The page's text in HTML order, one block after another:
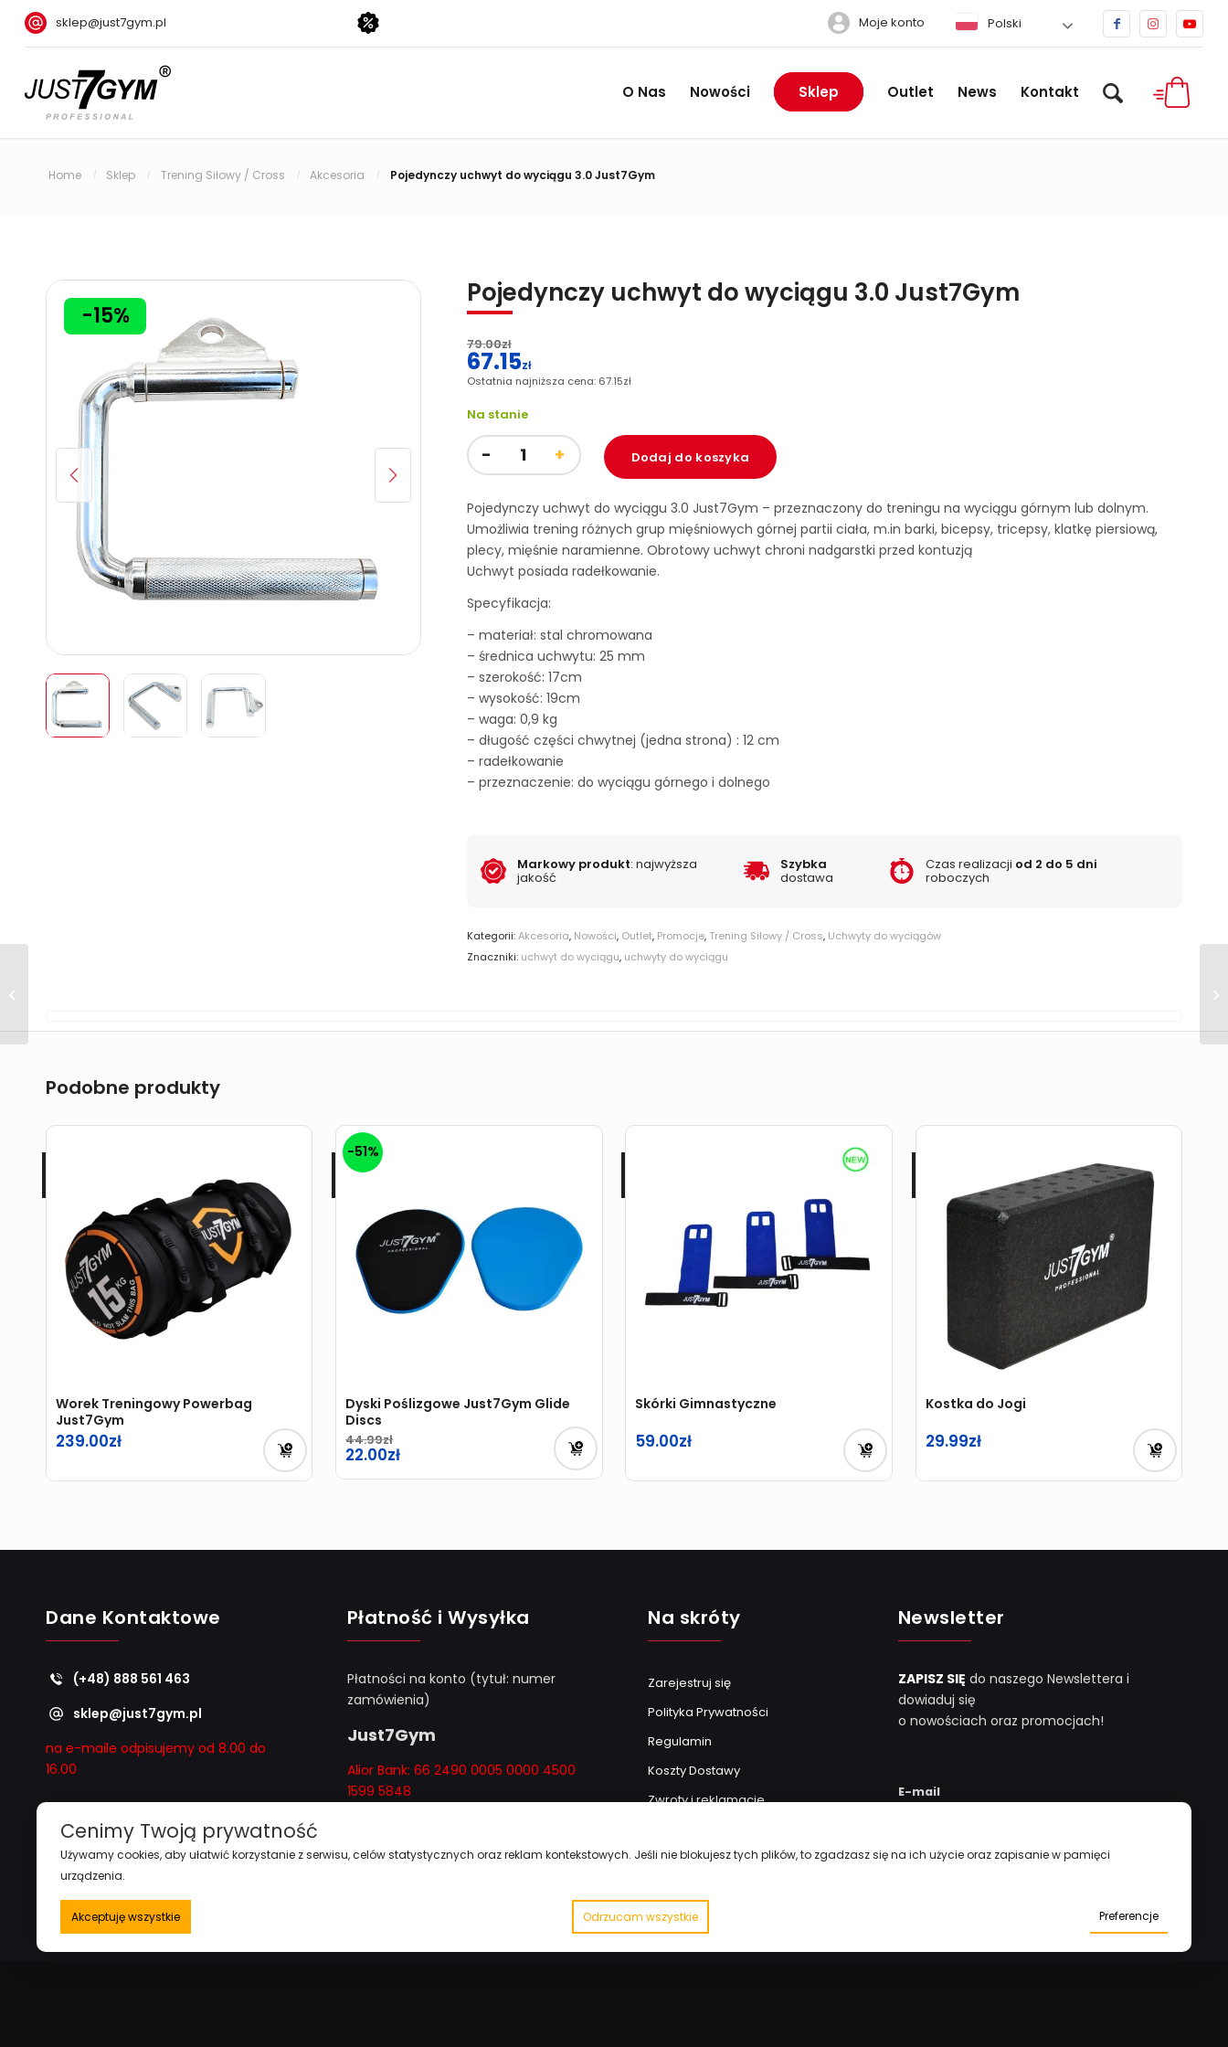
sklep@just7gym.pl Moje konto Polski
O Nas Nowości Sklep Outlet News Kontakt
Home / Sklep / Trening Siłowy / Cross / Akcesoria / Pojedynczy uchwyt do wyciągu 3.0 Just7Gym
Pojedynczy uchwyt do wyciągu 3.0 Just7Gym
79.00zł
Pierwotna
cena
wynosiła:
67.15zł
Aktualna
cena
wynosi:
67.15zł.
Ostatnia najniższa cena: 67.15zł
Na stanie
Dodaj do koszyka
Pojedynczy uchwyt do wyciągu 3.0 Just7Gym – przeznaczony do treningu na wyciągu górnym lub dolnym.
Umożliwia trening różnych grup mięśniowych górnej partii ciała, m.in barki, bicepsy, tricepsy, klatkę piersiową,
plecy, mięśnie naramienne. Obrotowy uchwyt chroni nadgarstki przed kontuzją
Uchwyt posiada radełkowanie.
Specyfikacja:
– materiał: stal chromowana
– średnica uchwytu: 25 mm
– szerokość: 17cm
– wysokość: 19cm
– waga: 0,9 kg
– długość części chwytnej (jedna strona) : 12 cm
– radełkowanie
– przeznaczenie: do wyciągu górnego i dolnego
Markowy produkt: najwyższa
jakość
Szybka
dostawa
Czas realizacji od 2 do 5 dni
roboczych
Kategorii:Akcesoria, Nowości, Outlet, Promocje, Trening Siłowy / Cross, Uchwyty do wyciągów
Znaczniki: uchwyt do wyciągu, uchwyty do wyciągu
-15%
Podobne produkty
Worek Treningowy Powerbag
Just7Gym
239.00
-51%
Dyski Poślizgowe Just7Gym Glide
Discs
44.99
Pierwotna
cena
22.00
Aktualna
Skórki Gimnastyczne
59.00
Kostka do Jogi
29.99
Dane Kontaktowe
(+48) 888 561 463
sklep@just7gym.pl
na e-maile odpisujemy od 8.00 do
16.00
Płatność i Wysyłka
Płatności na konto (tytuł: numer
zamówienia)
Just7Gym
Alior Bank: 66 2490 0005 0000 4500
1599 5848
i "przy zamówieniu powyżej
Na skróty
Zarejestruj się
Polityka Prywatności
Regulamin
Koszty Dostawy
Zwroty i reklamacje
Newsletter
ZAPISZ SIĘ do naszego Newslettera i
dowiaduj się
o nowościach oraz promocjach!
E-mail
Cenimy Twoją prywatność
Używamy cookies, aby ułatwić korzystanie z serwisu, celów statystycznych oraz reklam kontekstowych. Jeśli nie blokujesz tych plików, to zgadzasz się na ich użycie oraz zapisanie w pamięci
urządzenia.
Akceptuję wszystkie Odrzucam wszystkie Preferencje